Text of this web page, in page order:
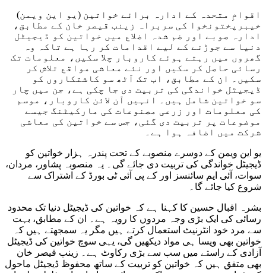
اقوامِ متحدہ کے ادارہ برائے خواتین (یو این ویمن)
خیبرپختونخوا کی سربراہ زینب قیصر خان کے مطابق،
ادارہ صوبے اور ضم شدہ اضلاع میں خواتین کو ڈیجیٹل
دنیا سے جوڑنے کے لیے اقدامات کر رہا ہے تاکہ وہ
گھروں میں رہتے ہوئے کاروبار چلا سکیں، معلومات تک
رسائی حاصل کر سکیں اور نئے معاشی مواقع تلاش کر
سکیں۔ ان کے مطابق، اب تک آٹھ سو کاشتکاروں کو
ڈیجیٹل خواندگی کی تربیت دی جا چکی ہے، جن میں چار
سو خواتین شامل ہیں۔ انہیں آن لائن کاروبار، موسم
کی معلومات اور زرعی مصنوعات کی مارکیٹنگ جیسے
موضوعات پر تربیت دی گئی، جس سے خواتین کی معاشی
شرکت میں اضافہ ہوا ہے۔
یو این ویمن کے دوسرے منصوبے کے تحت پندرہ ہزار خواتین کو
ڈیجیٹل خواندگی کی تربیت دی جائے گی۔ یہ منصوبہ پشاور، مردان،
سوات، آئی ایم سائنسز اور کے پی آئی ٹی بورڈ کے اشتراک سے
شروع کیا جائے گا۔
بشرہ اقبال حسین کا کہنا ہے کہ خواتین کی ڈیجیٹل دنیا تک محدود
رسائی کی ایک بڑی وجہ مردوں کا رویہ ہے۔ ان کے مطابق، بہت
سے مرد خود انٹرنیٹ استعمال کرتے ہیں مگر یہ سمجھتے ہیں کہ
خواتین بھی ویسا ہی مواد دیکھیں گی، یہی سوچ خواتین کی ڈیجیٹل
آزادی کے راستے میں سب سے بڑی رکاوٹ ہے۔ زینب قیصر خان
بھی متفق ہیں کہ خواتین کو تربیت کے ساتھ محفوظ ڈیجیٹل ماحول